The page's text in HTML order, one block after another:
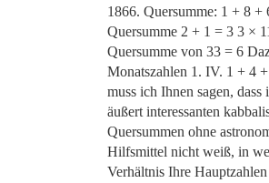
1866. Quersumme: 1 + 8 +
Quersumme 2 + 1 = 3 3 ×
Quersumme von 33 = 6
Monatszahlen 1. IV. 1 + 4
muss ich Ihnen sagen, dass
äußert interessanten
Quersummen ohne
Hilfsmittel nicht weiß, in
Verhältnis Ihre